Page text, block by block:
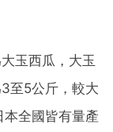
玉西瓜，大玉
至5公斤，較大
全國皆有量產